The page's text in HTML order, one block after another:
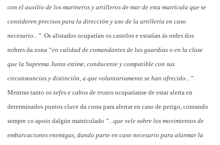
con el auxilio de los marineros y artilleros de mar de esta matrícula que se
consideren precisos para la dirección y uso de la artillería en caso
necesario...”. Os alistados ocuparían os castelos e estarían ás ordes dos
nobres da zona “en calidad de comandantes de las guardias o en la clase
que la Suprema Junta estime, conducente y compatible con sus
circunstancias y distinción, a que voluntariamente se han ofrecido...”.
Mentras tanto os xefes e cabos de trozos ocuparíanse de estar alerta en
determinados puntos clave da costa para alertar en caso de perigo, contando
sempre co apoio dalgún matriculado “...que vele sobre los movimientos de
embarcaciones enemigas, dando parte en caso necesario para alarmar la